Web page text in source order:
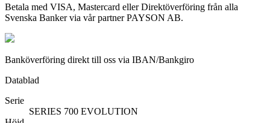
Betala med VISA, Mastercard eller Direktöverföring från alla
Svenska Banker via vår partner PAYSON AB.
Banköverföring direkt till oss via IBAN/Bankgiro
Datablad
Serie
SERIES 700 EVOLUTION